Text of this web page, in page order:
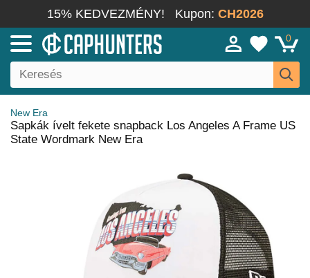
15% KEDVEZMÉNY! Kupon: CH2026
0
New Era
Sapkák ívelt fekete snapback Los Angeles A Frame US
State Wordmark New Era